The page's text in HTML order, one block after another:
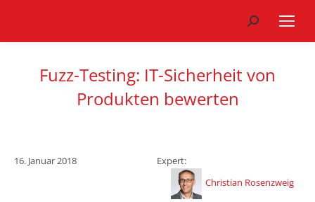
Search:
Fuzz-Testing: IT-Sicherheit von
Produkten bewerten
16. Januar 2018
Expert:
Christian Rosenzweig